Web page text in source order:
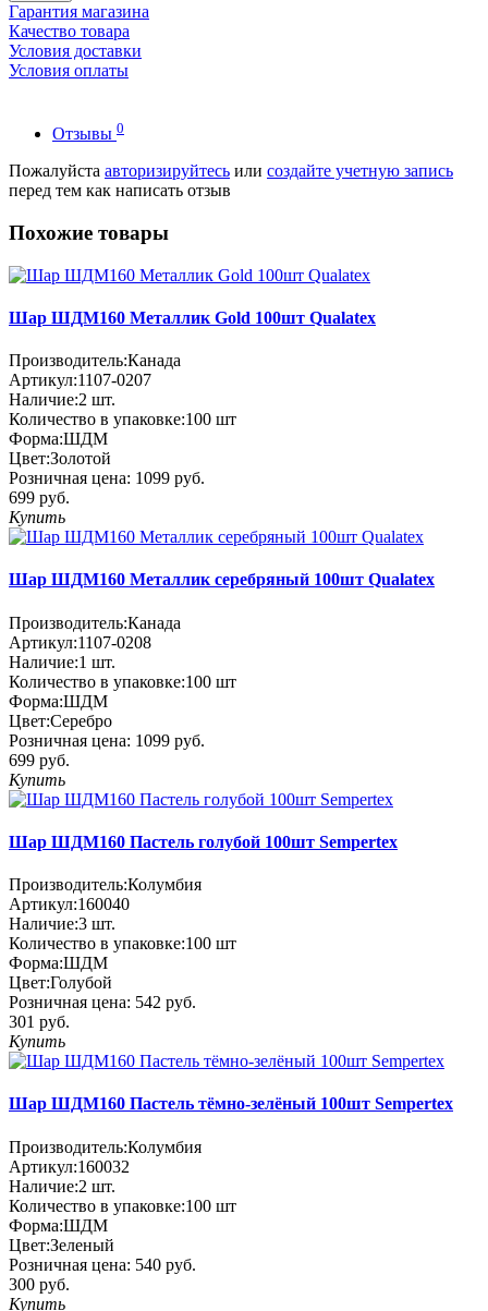
Гарантия магазина
Качество товара
Условия доставки
Условия оплаты
Отзывы 0
Пожалуйста авторизируйтесь или создайте учетную запись
перед тем как написать отзыв
Похожие товары
Шар ШДМ160 Металлик Gold 100шт Qualatex
Производитель:Канада
Артикул:1107-0207
Наличие:2 шт.
Количество в упаковке:100 шт
Форма:ШДМ
Цвет:Золотой
Розничная цена: 1099 руб.
699 руб.
Купить
Шар ШДМ160 Металлик серебряный 100шт Qualatex
Производитель:Канада
Артикул:1107-0208
Наличие:1 шт.
Количество в упаковке:100 шт
Форма:ШДМ
Цвет:Серебро
Розничная цена: 1099 руб.
699 руб.
Купить
Шар ШДМ160 Пастель голубой 100шт Sempertex
Производитель:Колумбия
Артикул:160040
Наличие:3 шт.
Количество в упаковке:100 шт
Форма:ШДМ
Цвет:Голубой
Розничная цена: 542 руб.
301 руб.
Купить
Шар ШДМ160 Пастель тёмно-зелёный 100шт Sempertex
Производитель:Колумбия
Артикул:160032
Наличие:2 шт.
Количество в упаковке:100 шт
Форма:ШДМ
Цвет:Зеленый
Розничная цена: 540 руб.
300 руб.
Купить